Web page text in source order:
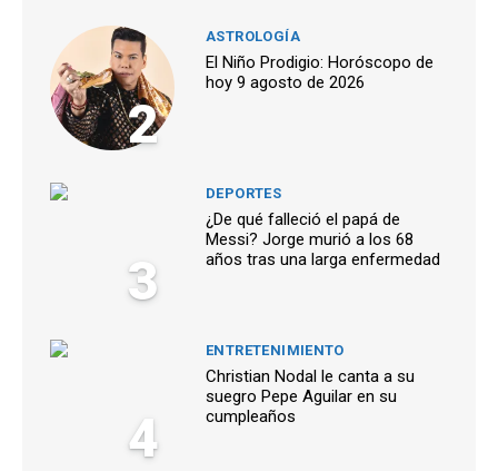
2
ASTROLOGÍA
El Niño Prodigio: Horóscopo de
hoy 9 agosto de 2026
3
DEPORTES
¿De qué falleció el papá de
Messi? Jorge murió a los 68
años tras una larga enfermedad
4
ENTRETENIMIENTO
Christian Nodal le canta a su
suegro Pepe Aguilar en su
cumpleaños